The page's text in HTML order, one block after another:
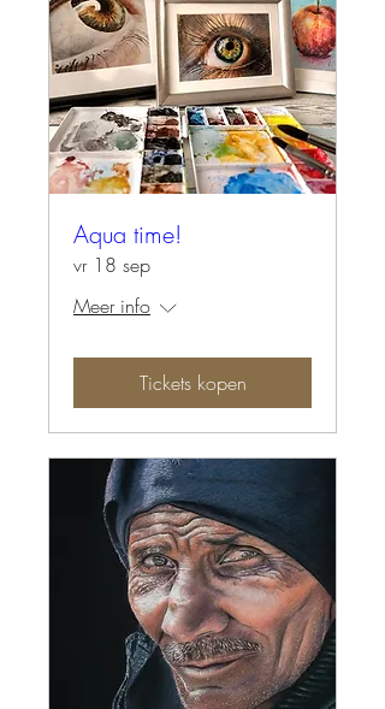
Aqua time!
vr 18 sep
Meer info
Tickets kopen